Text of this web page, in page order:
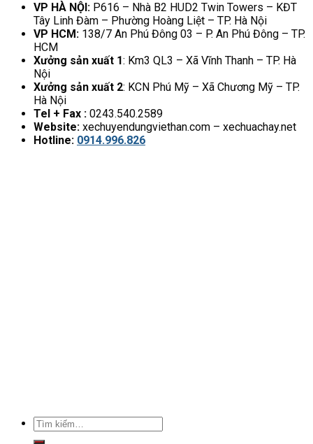
VP HÀ NỘI: P616 – Nhà B2 HUD2 Twin Towers – KĐT
Tây Linh Đàm – Phường Hoàng Liệt – TP. Hà Nội
VP HCM: 138/7 An Phú Đông 03 – P. An Phú Đông – TP.
HCM
Xưởng sản xuất 1: Km3 QL3 – Xã Vĩnh Thanh – TP. Hà
Nội
Xưởng sản xuất 2: KCN Phú Mỹ – Xã Chương Mỹ – TP.
Hà Nội
Tel + Fax : 0243.540.2589
Website: xechuyendungviethan.com – xechuachay.net
Hotline: 0914.996.826
Tìm